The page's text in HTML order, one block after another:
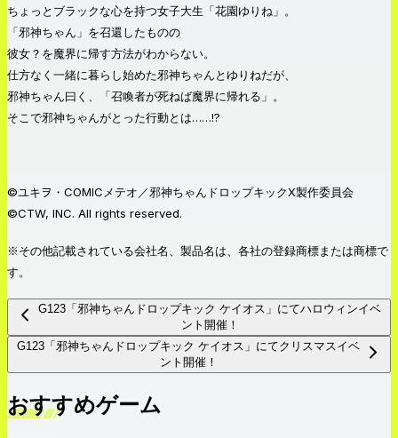
ちょっとブラックな心を持つ女子大生「花園ゆりね」。
「邪神ちゃん」を召還したものの
彼女？を魔界に帰す方法がわからない。
仕方なく一緒に暮らし始めた邪神ちゃんとゆりねだが、
邪神ちゃん曰く、「召喚者が死ねば魔界に帰れる」。
そこで邪神ちゃんがとった行動とは……!?
©ユキヲ・COMICメテオ／邪神ちゃんドロップキックX製作委員会
©CTW, INC. All rights reserved.
※その他記載されている会社名、製品名は、各社の登録商標または商標で
す。
G123「邪神ちゃんドロップキック ケイオス」にてハロウィンイベ
ント開催！
G123「邪神ちゃんドロップキック ケイオス」にてクリスマスイベ
ント開催！
おすすめゲーム